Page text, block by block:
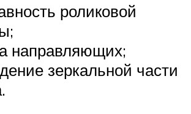
роликовой
направляющих;
зеркальной части